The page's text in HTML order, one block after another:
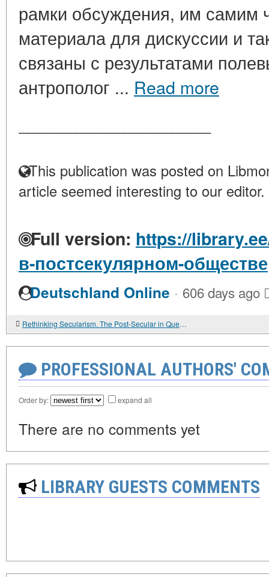
рамки обсуждения, им самим
материала для дискуссии и
связаны с результатами
антрополог ... Read more
This publication was posted on
article seemed interesting to our editor.
Full version: https://
в-постсекулярном-обществе
Deutschland Online · 606 days ago
Rethinking Secularism. The Post-Secular in Question: Religion in Contemporary Society
PROFESSIONAL AUTHORS'
Order by: expand all
There are no comments yet
LIBRARY GUESTS COMMENTS